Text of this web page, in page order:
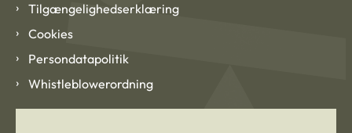
Tilgængelighedserklæring
Cookies
Persondatapolitik
Whistleblowerordning